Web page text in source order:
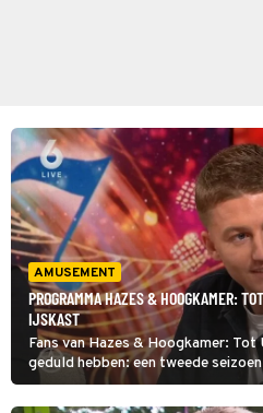
AMUSEMENT
PROGRAMMA HAZES & HOOGKAMER:
IJSKAST
Fans van Hazes & Hoogkamer:
geduld hebben: een tweede
er nog niet in. Dat liet zanger Mart
weten in Shownieuws.